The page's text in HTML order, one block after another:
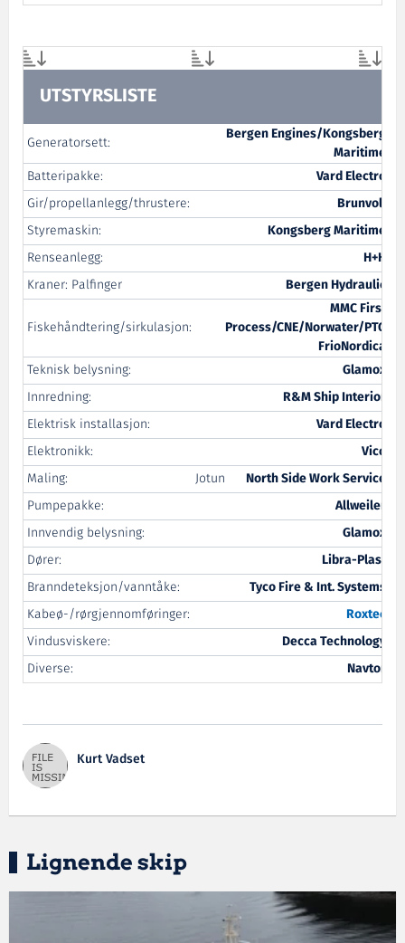
UTSTYRSLISTE
Generatorsett:
Bergen Engines/Kongsberg
Maritime
Batteripakke:
Vard Electro
Gir/propellanlegg/thrustere:
Brunvoll
Styremaskin:
Kongsberg Maritime
Renseanlegg:
H+H
Kraner: Palfinger
Bergen Hydraulic
Fiskehåndtering/sirkulasjon:
MMC First
Process/CNE/Norwater/PTG
FrioNordica
Teknisk belysning:
Glamox
Innredning:
R&M Ship Interior
Elektrisk installasjon:
Vard Electro
Elektronikk:
Vico
Maling:
Jotun
North Side Work Service
Pumpepakke:
Allweiler
Innvendig belysning:
Glamox
Dører:
Libra-Plast
Branndeteksjon/vanntåke:
Tyco Fire & Int. Systems
Kabeø-/rørgjennomføringer:
Roxtec
Vindusviskere:
Decca Technology
Diverse:
Navtor
Kurt Vadset
Lignende skip